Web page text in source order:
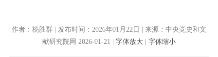
作者：杨胜群 | 发布时间：2026年01月22日 | 来源：中央党史和文
献研究院网 2026-01-21 | 字体放大 | 字体缩小